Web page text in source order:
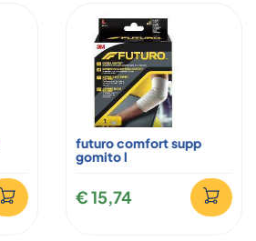
futuro comfort supp
gomito l
€ 15,74